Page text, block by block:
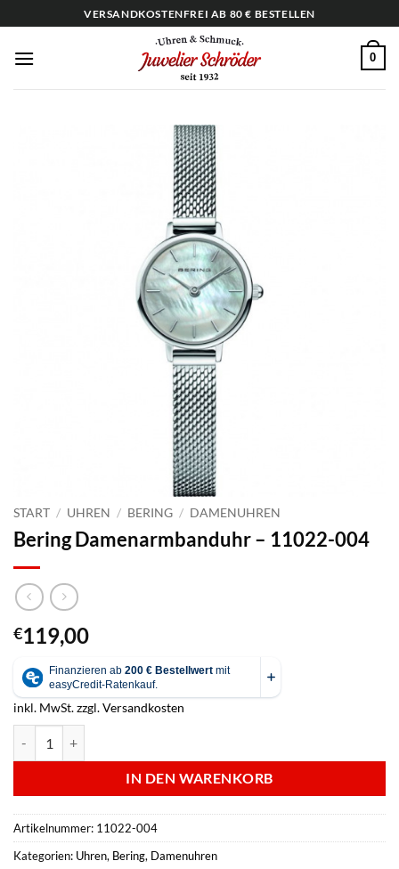
Inhalt
springen
VERSANDKOSTENFREI AB 80 € BESTELLEN
0
START / UHREN / BERING / DAMENUHREN
Bering Damenarmbanduhr – 11022-004
€119,00
inkl. MwSt.zzgl.Versandkosten
IN DEN WARENKORB
Artikelnummer: 11022-004
Kategorien: Uhren, Bering, Damenuhren